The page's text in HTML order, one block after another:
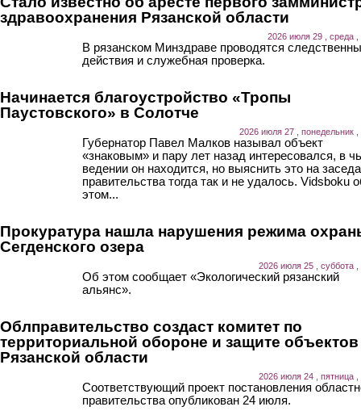
здравоохранения Рязанской области
2026 июля 29 , среда ,
В рязанском Минздраве проводятся
действия и служебная проверка.
Начинается благоустройство «Тропы
Паустовского» в Солотче
2026 июля 27 , понедельник ,
Губернатор Павел Малков называл объект
«знаковым» и пару лет назад интересовался, в
ведении он находится, но выяснить это на
правительства тогда так и не удалось. Vidsboku
этом...
Прокуратура нашла нарушения режима
Сегденского озера
2026 июля 25 , суббота ,
Об этом сообщает «Экологический рязанский
альянс».
Облправительство создаст комитет по
территориальной обороне и защите объектов
Рязанской области
2026 июля 24 , пятница ,
Соответствующий проект постановления
правительства опубликован 24 июля.